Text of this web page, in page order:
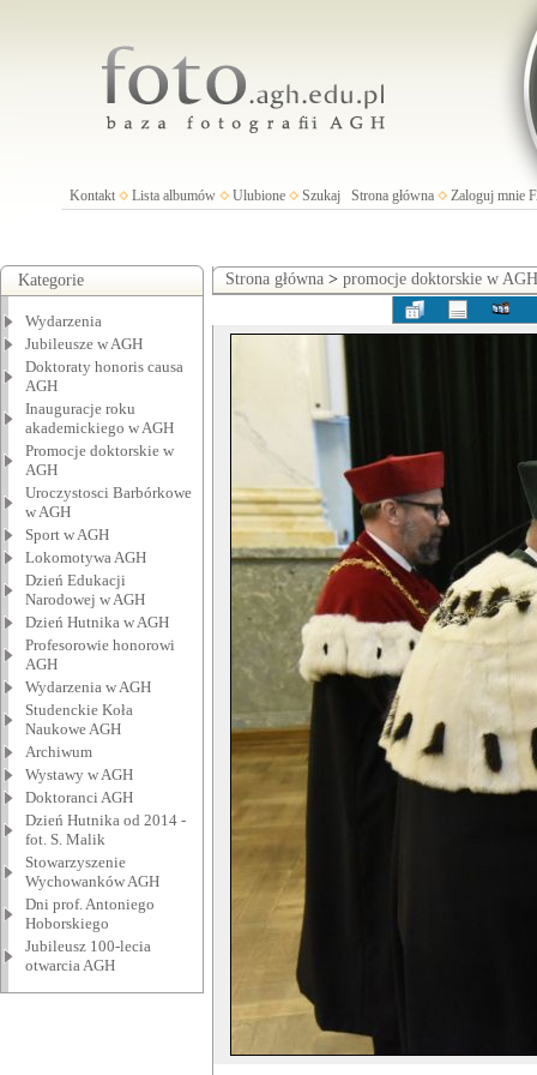
Kontakt Lista albumów Ulubione Szukaj Strona główna Zaloguj mnie
Kategorie
Wydarzenia
Jubileusze w AGH
Doktoraty honoris causa
AGH
Inauguracje roku
akademickiego w AGH
Promocje doktorskie w
AGH
Uroczystosci Barbórkowe
w AGH
Sport w AGH
Lokomotywa AGH
Dzień Edukacji
Narodowej w AGH
Dzień Hutnika w AGH
Profesorowie honorowi
AGH
Wydarzenia w AGH
Studenckie Koła
Naukowe AGH
Archiwum
Wystawy w AGH
Doktoranci AGH
Dzień Hutnika od 2014 -
fot. S. Malik
Stowarzyszenie
Wychowanków AGH
Dni prof. Antoniego
Hoborskiego
Jubileusz 100-lecia
otwarcia AGH
Strona główna > promocje doktorskie w AGH